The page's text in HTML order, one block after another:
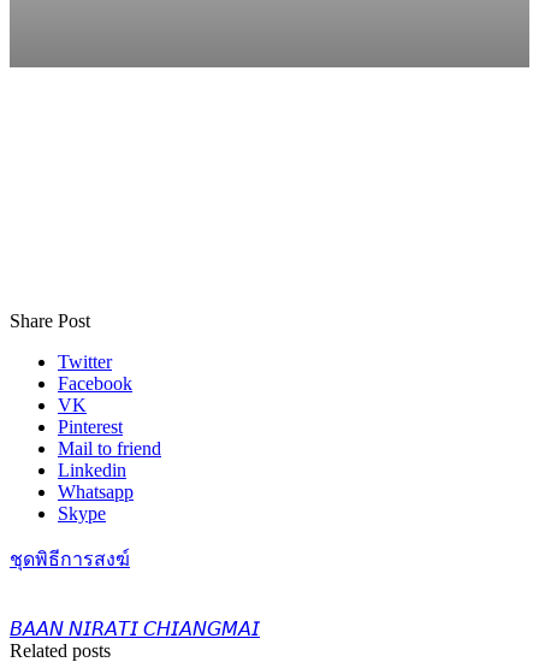
Share Post
Twitter
Facebook
VK
Pinterest
Mail to friend
Linkedin
Whatsapp
Skype
ชุดพิธีการสงฆ์
𝘉𝘈𝘈𝘕 𝘕𝘐𝘙𝘈𝘛𝘐 𝘊𝘏𝘐𝘈𝘕𝘎𝘔𝘈𝘐
Related posts